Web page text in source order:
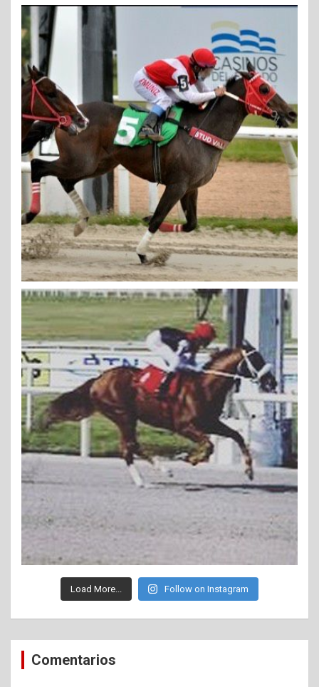
Load More... Follow on Instagram
Comentarios